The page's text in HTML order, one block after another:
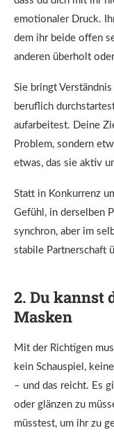
emotionaler Druck.
dem ihr beide offen
anderen überholt
Sie bringt
beruflich
aufarbeitest. Deine
Problem, sondern
etwas, das sie aktiv
Statt in Konkurrenz
Gefühl, in derselben
synchron, aber im
stabile Partnerschaft
2. Du kannst
Masken
Mit der Richtigen
kein Schauspiel,
– und das reicht. Es
oder glänzen zu
müsstest, um ihr zu